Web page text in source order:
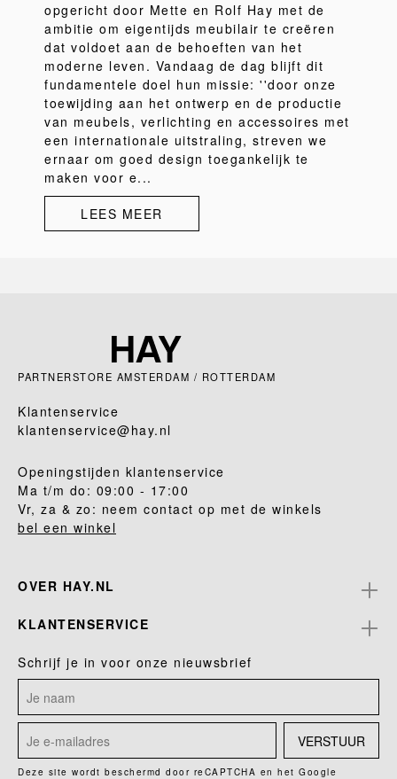
opgericht door Mette en Rolf Hay met de
ambitie om eigentijds meubilair te creëren
dat voldoet aan de behoeften van het
moderne leven. Vandaag de dag blijft dit
fundamentele doel hun missie: ''door onze
toewijding aan het ontwerp en de productie
van meubels, verlichting en accessoires met
een internationale uitstraling, streven we
ernaar om goed design toegankelijk te
maken voor e...
LEES MEER
PARTNERSTORE AMSTERDAM / ROTTERDAM
Klantenservice
klantenservice@hay.nl
Openingstijden klantenservice
Ma t/m do: 09:00 - 17:00
Vr, za & zo: neem contact op met de winkels
bel een winkel
OVER HAY.NL
KLANTENSERVICE
Schrijf je in voor onze nieuwsbrief
VERSTUUR
Deze site wordt beschermd door reCAPTCHA en het Google